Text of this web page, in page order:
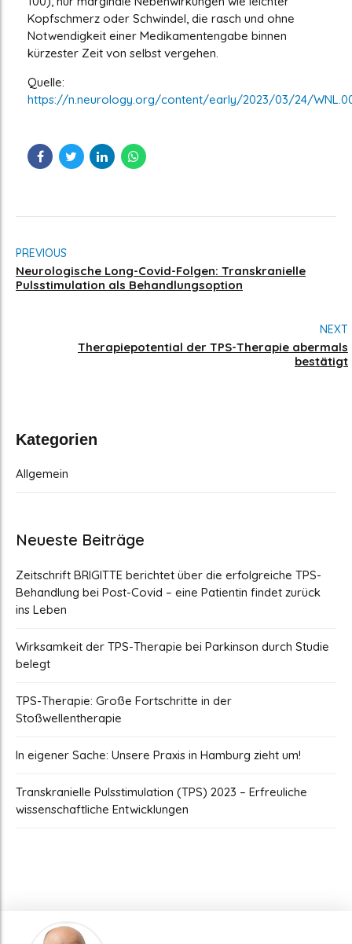
Kopfschmerz oder Schwindel, die rasch und ohne
Notwendigkeit einer Medikamentengabe binnen
kürzester Zeit von selbst vergehen.
Quelle:
https://n.neurology.org/content/early/2023/03/24/
PREVIOUS
Neurologische Long-Covid-Folgen: Transkranielle
Pulsstimulation als Behandlungsoption
NEXT
Therapiepotential der TPS-Therapie abermals
bestätigt
Kategorien
Allgemein
Neueste Beiträge
Zeitschrift BRIGITTE berichtet über die erfolgreiche TPS-
Behandlung bei Post-Covid – eine Patientin findet zurück
ins Leben
Wirksamkeit der TPS-Therapie bei Parkinson durch Studie
belegt
TPS-Therapie: Große Fortschritte in der
Stoßwellentherapie
In eigener Sache: Unsere Praxis in Hamburg zieht um!
Transkranielle Pulsstimulation (TPS) 2023 – Erfreuliche
wissenschaftliche Entwicklungen